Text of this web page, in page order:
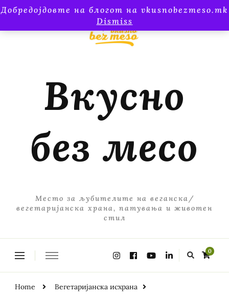
Добредојдовте на блогот на vkusnobezmeso.mk
Dismiss
Вкусно
без месо
Место за љубителите на веганска/
вегетаријанска храна, патувања и животен
стил
0
Home
Вегетаријанска исхрана